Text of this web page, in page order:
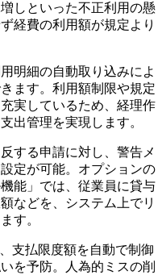
しといった不正利用の懸
経費の利用額が規定より
明細の自動取り込みによ
ます。利用額制限や規定
実しているため、経理作
出管理を実現します。
する申請に対し、警告メ
定が可能。オプションの
能」では、従業員に貸与
などを、システム上でリ
す。
⽀払限度額を自動で制御
を予防。人為的ミスの削